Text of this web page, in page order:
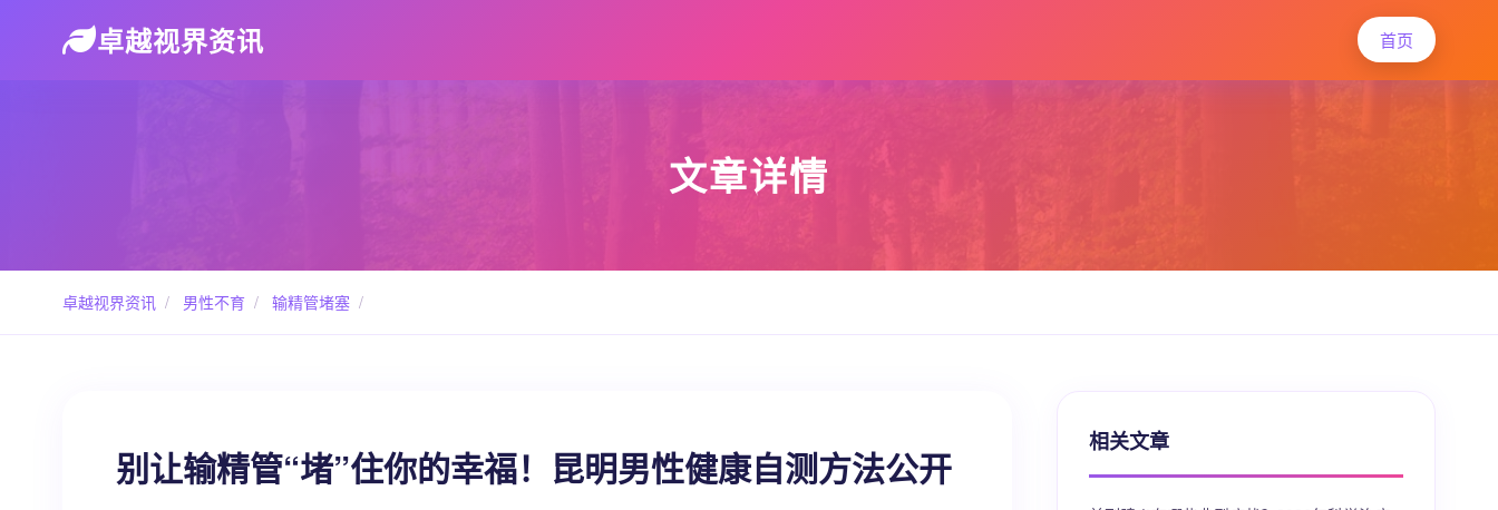
卓越视界资讯 首页
文章详情
卓越视界资讯 / 男性不育 / 输精管堵塞 /
别让输精管“堵”住你的幸福！昆明男性健康自测方法公开
相关文章